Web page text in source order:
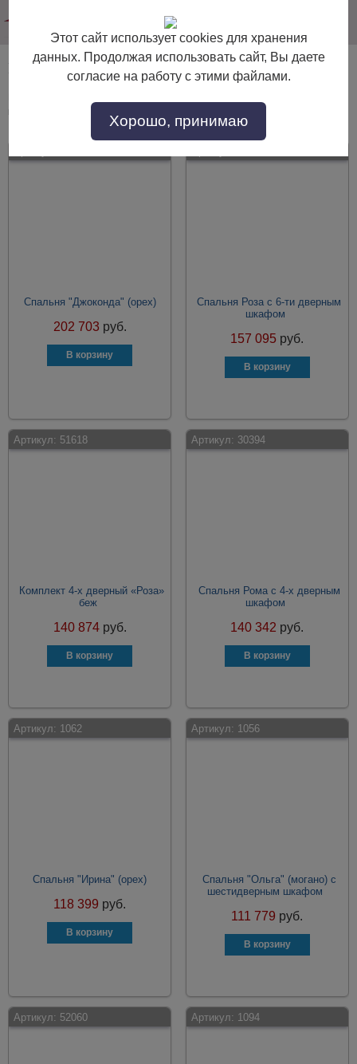
Мебель для спальни с шелкографией
Спальня "Джоконда" (орех)
202 703 руб.
Спальня Роза с 6-ти дверным
шкафом
157 095 руб.
Артикул: 51618
Комплект 4-х дверный «Роза»
беж
140 874 руб.
Артикул: 30394
Спальня Рома с 4-х дверным
шкафом
140 342 руб.
Артикул: 1062
Спальня "Ирина" (орех)
118 399 руб.
Артикул: 1056
Спальня "Ольга" (могано) с
шестидверным шкафом
111 779 руб.
Артикул: 52060 Артикул: 1094
Этот сайт использует cookies для хранения
данных. Продолжая использовать сайт, Вы даете
согласие на работу с этими файлами.
Хорошо, принимаю